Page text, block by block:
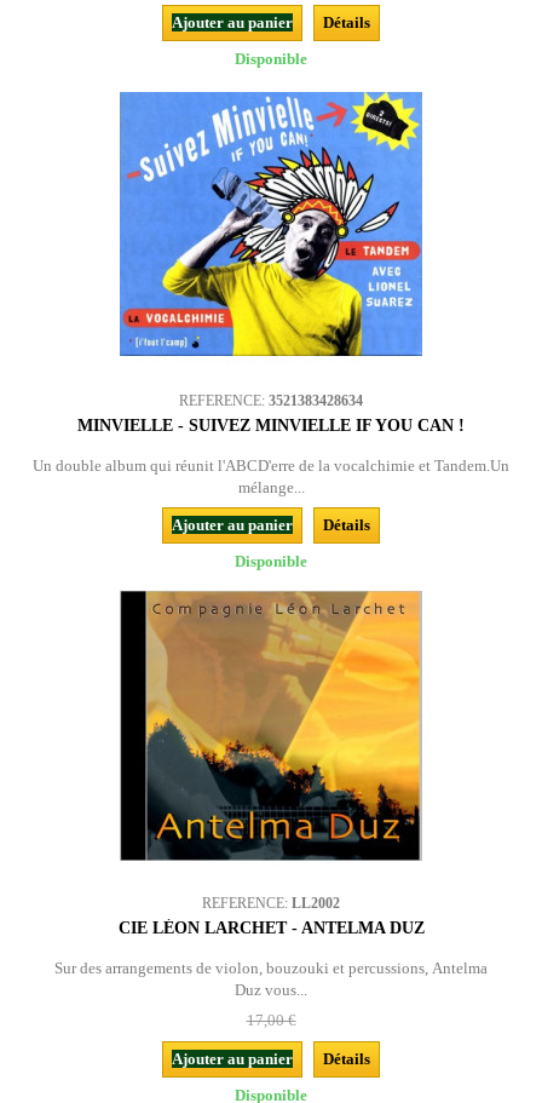
Ajouter au panier
Détails
Disponible
REFERENCE: 3521383428634
MINVIELLE - SUIVEZ MINVIELLE IF YOU CAN !
Un double album qui réunit l'ABCD'erre de la vocalchimie et Tandem.Un
mélange...
Ajouter au panier
Détails
Disponible
REFERENCE: LL2002
CIE LÉON LARCHET - ANTELMA DUZ
Sur des arrangements de violon, bouzouki et percussions, Antelma
Duz vous...
17,00 €
Ajouter au panier
Détails
Disponible